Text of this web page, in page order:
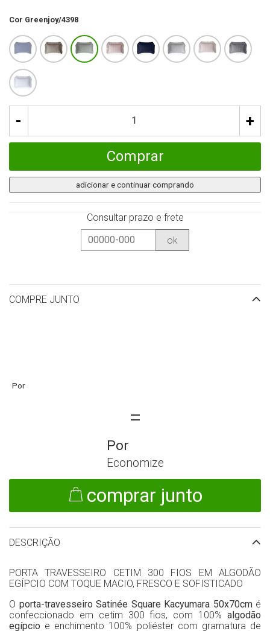
Cor Greenjoy/4398
- +
Comprar
adicionar e continuar comprando
Consultar prazo e frete
ok
COMPRE JUNTO
Economize
comprar junto
DESCRIÇÃO
PORTA TRAVESSEIRO CETIM 300 FIOS EM ALGODÃO
EGÍPCIO COM TOQUE MACIO, FRESCO E SOFISTICADO
O porta-travesseiro Satinée Square Kacyumara 50x70cm é
confeccionado em cetim 300 fios, com 100% algodão
egípcio e enchimento 100% poliéster com gramatura de